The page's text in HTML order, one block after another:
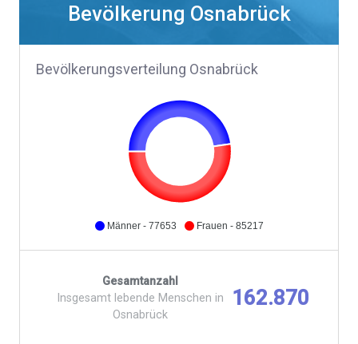
Bevölkerung Osnabrück
Bevölkerungsverteilung Osnabrück
Männer - 77653 Frauen - 85217
Gesamtanzahl
Insgesamt lebende Menschen in
Osnabrück
162.870